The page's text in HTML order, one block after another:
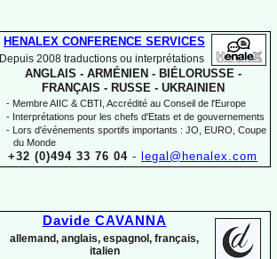
HENALEX CONFERENCE SERVICES
Depuis 2008 traductions ou interprétations
ANGLAIS -ARMÉNIEN -BIÉLORUSSE -
FRANÇAIS -RUSSE -UKRAINIEN
- Membre AIIC & CBTI, Accrédité au Conseil de l'Europe
- Interprétations pour les chefs d'Etats et de gouvernements
- Lors d'événements sportifs importants : JO, EURO, Coupe
du Monde
+32 (0)494 33 76 04 - legal@henalex.com
Davide CAVANNA
allemand, anglais, espagnol, français,
italien